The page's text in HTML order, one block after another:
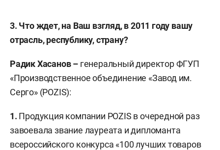
3. Что ждет, на Ваш взгляд, в 2011 году вашу
отрасль, республику, страну?
Радик Хасанов – генеральный директор ФГУП
«Производственное объединение «Завод им.
Серго» (POZIS):
1. Продукция компании POZIS в очередной раз
завоевала звание лауреата и дипломанта
всероссийского конкурса «100 лучших товаров